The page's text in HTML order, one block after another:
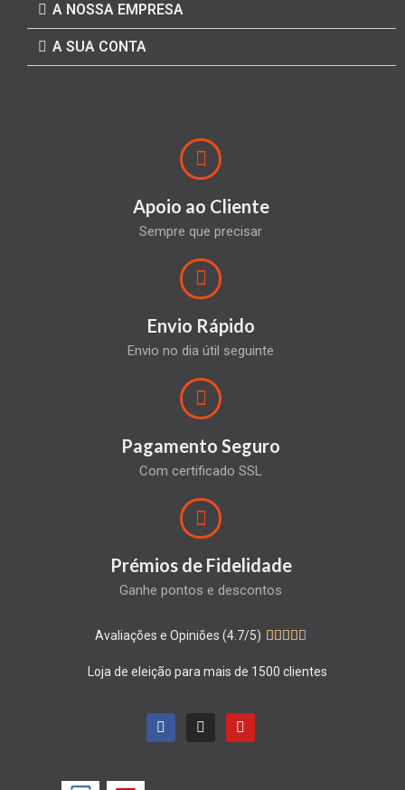
A NOSSA EMPRESA
A SUA CONTA
Apoio ao Cliente
Sempre que precisar
Envio Rápido
Envio no dia útil seguinte
Pagamento Seguro
Com certificado SSL
Prémios de Fidelidade
Ganhe pontos e descontos
Avaliações e Opiniões (4.7/5)     
Loja de eleição para mais de 1500 clientes